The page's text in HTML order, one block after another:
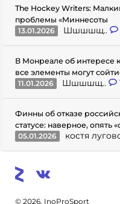
The Hockey Writers:
проблемы «Миннесоты
13.01.2026
Шшшшщ..
В Монреале об интересе
все элементы могут
11.01.2026
Шшшшщ..
Финны об отказе
статусе: наверное, опять
05.01.2026
костя
© 2026. InoProSport